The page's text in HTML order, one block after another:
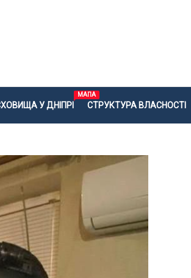
У ДНІПРІ
МАПА
СТРУКТУРА ВЛАСНОСТІ